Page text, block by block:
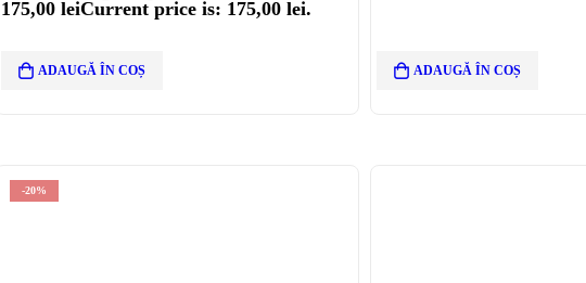
175,00 leiCurrent price is: 175,00 lei.
ADAUGĂ ÎN COȘ ADAUGĂ ÎN COȘ
-20%